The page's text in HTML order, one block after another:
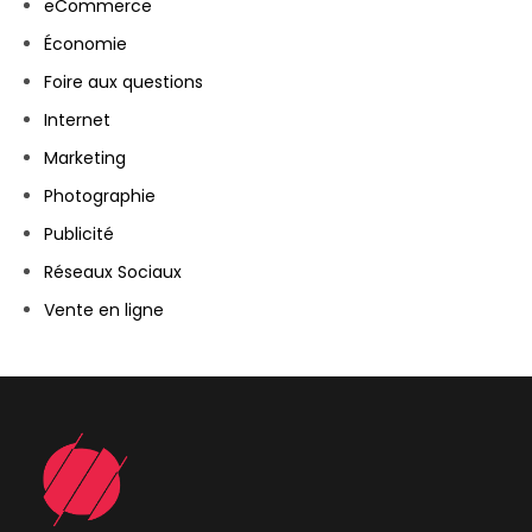
eCommerce
Économie
Foire aux questions
Internet
Marketing
Photographie
Publicité
Réseaux Sociaux
Vente en ligne